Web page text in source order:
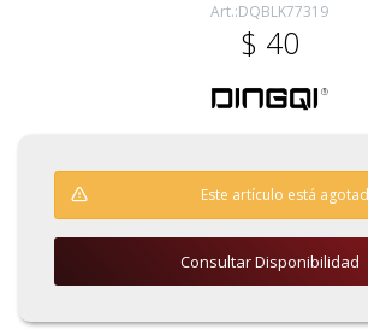
DQBLK77319
$ 40
Este artículo está
Consultar Disponibilidad
Herramientas Eléctrica y Batería
Generadores
Hogar